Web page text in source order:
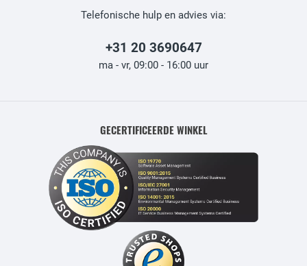
Telefonische hulp en advies via:
+31 20 3690647
ma - vr, 09:00 - 16:00 uur
GECERTIFICEERDE WINKEL